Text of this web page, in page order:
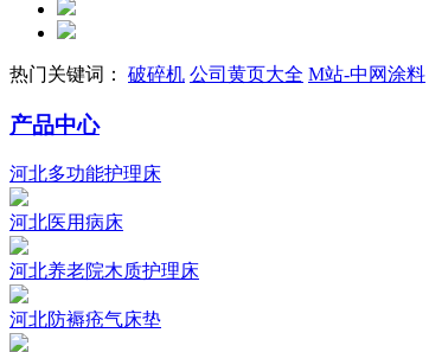
热门关键词： 破碎机 公司黄页大全 M站-中网涂料
产品中心
河北多功能护理床
河北医用病床
河北养老院木质护理床
河北防褥疮气床垫